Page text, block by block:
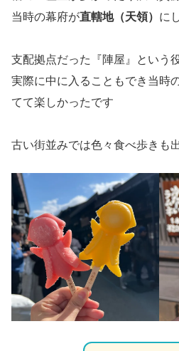
当時の幕府が直轄地（天領） に
支配拠点だった『陣屋』という
実際に中に入ることもでき当時
てて楽しかったです
古い街並みでは色々食べ歩きも